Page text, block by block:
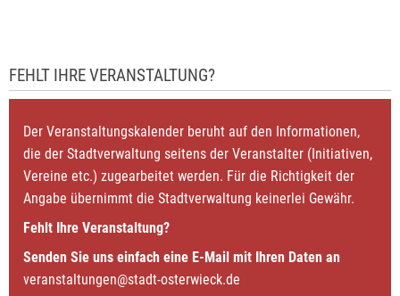
FEHLT IHRE VERANSTALTUNG?
Der Veranstaltungskalender beruht auf den Informationen,
die der Stadtverwaltung seitens der Veranstalter (Initiativen,
Vereine etc.) zugearbeitet werden. Für die Richtigkeit der
Angabe übernimmt die Stadtverwaltung keinerlei Gewähr.
Fehlt Ihre Veranstaltung?
Senden Sie uns einfach eine E-Mail mit Ihren Daten an
veranstaltungen@stadt-osterwieck.de